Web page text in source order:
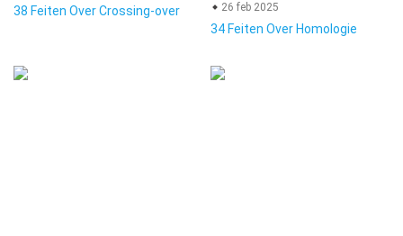
38 Feiten Over Crossing-over
26 feb 2025
34 Feiten Over Homologie